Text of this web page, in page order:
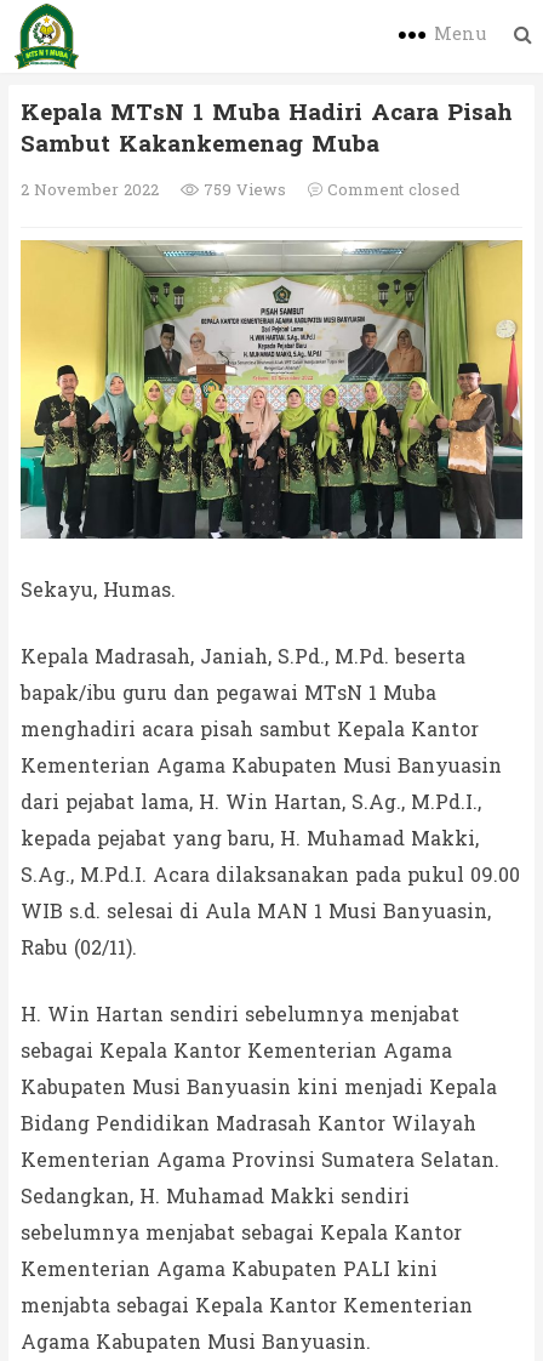
Menu
Kepala MTsN 1 Muba Hadiri Acara Pisah
Sambut Kakankemenag Muba
2 November 2022 759 Views Comment closed
Sekayu, Humas.
Kepala Madrasah, Janiah, S.Pd., M.Pd. beserta
bapak/ibu guru dan pegawai MTsN 1 Muba
menghadiri acara pisah sambut Kepala Kantor
Kementerian Agama Kabupaten Musi Banyuasin
dari pejabat lama, H. Win Hartan, S.Ag., M.Pd.I.,
kepada pejabat yang baru, H. Muhamad Makki,
S.Ag., M.Pd.I. Acara dilaksanakan pada pukul 09.00
WIB s.d. selesai di Aula MAN 1 Musi Banyuasin,
Rabu (02/11).
H. Win Hartan sendiri sebelumnya menjabat
sebagai Kepala Kantor Kementerian Agama
Kabupaten Musi Banyuasin kini menjadi Kepala
Bidang Pendidikan Madrasah Kantor Wilayah
Kementerian Agama Provinsi Sumatera Selatan.
Sedangkan, H. Muhamad Makki sendiri
sebelumnya menjabat sebagai Kepala Kantor
Kementerian Agama Kabupaten PALI kini
menjabta sebagai Kepala Kantor Kementerian
Agama Kabupaten Musi Banyuasin.